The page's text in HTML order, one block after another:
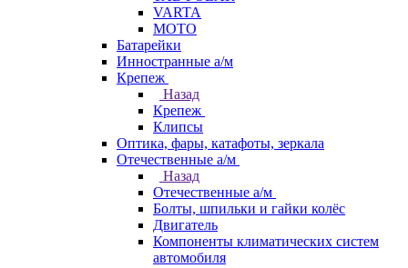
VARTA
МОТО
Батарейки
Инностранные а/м
Крепеж
Назад
Крепеж
Клипсы
Оптика, фары, катафоты, зеркала
Отечественные а/м
Назад
Отечественные а/м
Болты, шпильки и гайки колёс
Двигатель
Компоненты климатических систем
автомобиля